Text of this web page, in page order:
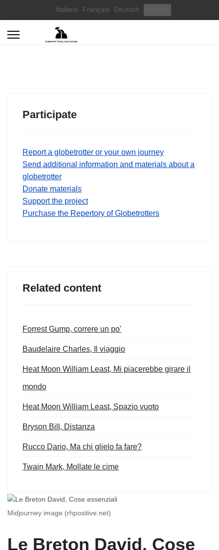
Select your language
Italiano Français Deutsch
Participate
Report a globetrotter or your own journey
Send additional information and materials about a
globetrotter
Donate materials
Support the project
Purchase the Repertory of Globetrotters
Related content
Forrest Gump, correre un po'
Baudelaire Charles, Il viaggio
Heat Moon William Least, Mi piacerebbe girare il
mondo
Heat Moon William Least, Spazio vuoto
Bryson Bill, Distanza
Rucco Dario, Ma chi glielo fa fare?
Twain Mark, Mollate le cime
Midjourney image (rhpositive.net)
Le Breton David, Cose